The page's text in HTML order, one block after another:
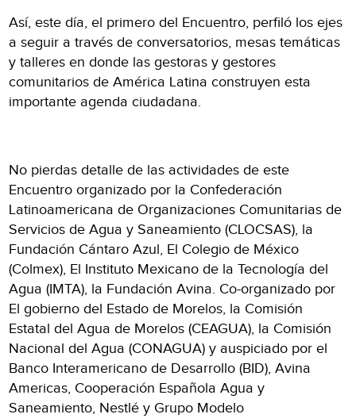
Así, este día, el primero del Encuentro, perfiló los ejes
a seguir a través de conversatorios, mesas temáticas
y talleres en donde las gestoras y gestores
comunitarios de América Latina construyen esta
importante agenda ciudadana.
No pierdas detalle de las actividades de este
Encuentro organizado por la Confederación
Latinoamericana de Organizaciones Comunitarias de
Servicios de Agua y Saneamiento (CLOCSAS), la
Fundación Cántaro Azul, El Colegio de México
(Colmex), El Instituto Mexicano de la Tecnología del
Agua (IMTA), la Fundación Avina. Co-organizado por
El gobierno del Estado de Morelos, la Comisión
Estatal del Agua de Morelos (CEAGUA), la Comisión
Nacional del Agua (CONAGUA) y auspiciado por el
Banco Interamericano de Desarrollo (BID), Avina
Americas, Cooperación Española Agua y
Saneamiento, Nestlé y Grupo Modelo